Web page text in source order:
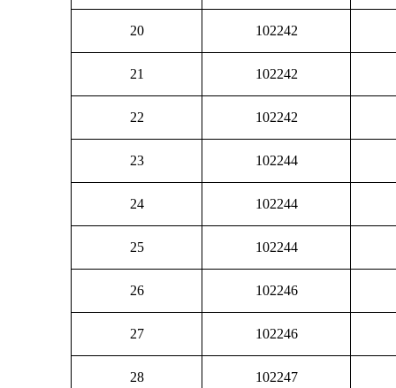
20 102242
21 102242
22 102242
23 102244
24 102244
25 102244
26 102246
27 102246
28 102247